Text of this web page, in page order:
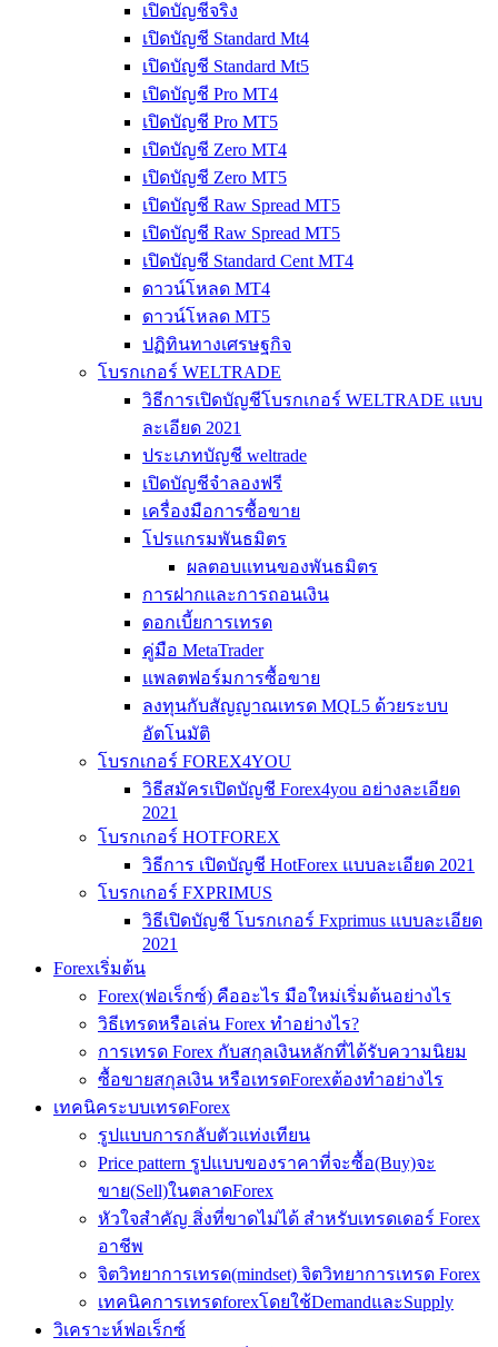
เปิดบัญชีจริง
เปิดบัญชี Standard Mt4
เปิดบัญชี Standard Mt5
เปิดบัญชี Pro MT4
เปิดบัญชี Pro MT5
เปิดบัญชี Zero MT4
เปิดบัญชี Zero MT5
เปิดบัญชี Raw Spread MT5
เปิดบัญชี Raw Spread MT5
เปิดบัญชี Standard Cent MT4
ดาวน์โหลด MT4
ดาวน์โหลด MT5
ปฏิทินทางเศรษฐกิจ
โบรกเกอร์ WELTRADE
วิธีการเปิดบัญชีโบรกเกอร์ WELTRADE แบบ
ละเอียด 2021
ประเภทบัญชี weltrade
เปิดบัญชีจำลองฟรี
เครื่องมือการซื้อขาย
โปรแกรมพันธมิตร
ผลตอบแทนของพันธมิตร
การฝากและการถอนเงิน
ดอกเบี้ยการเทรด
คู่มือ MetaTrader
แพลตฟอร์มการซื้อขาย
ลงทุนกับสัญญาณเทรด MQL5 ด้วยระบบ
อัตโนมัติ
โบรกเกอร์ FOREX4YOU
วิธีสมัครเปิดบัญชี Forex4you อย่างละเอียด
2021
โบรกเกอร์ HOTFOREX
วิธีการ เปิดบัญชี HotForex แบบละเอียด 2021
โบรกเกอร์ FXPRIMUS
วิธีเปิดบัญชี โบรกเกอร์ Fxprimus แบบละเอียด
2021
Forexเริ่มต้น
Forex(ฟอเร็กซ์) คืออะไร มือใหม่เริ่มต้นอย่างไร
วิธีเทรดหรือเล่น Forex ทำอย่างไร?
การเทรด Forex กับสกุลเงินหลักที่ได้รับความนิยม
ซื้อขายสกุลเงิน หรือเทรดForexต้องทำอย่างไร
เทคนิคระบบเทรดForex
รูปแบบการกลับตัวแท่งเทียน
Price pattern รูปแบบของราคาที่จะซื้อ(Buy)จะ
ขาย(Sell)ในตลาดForex
หัวใจสำคัญ สิ่งที่ขาดไม่ได้ สำหรับเทรดเดอร์ Forex
อาชีพ
จิตวิทยาการเทรด(mindset) จิตวิทยาการเทรด Forex
เทคนิคการเทรดforexโดยใช้DemandและSupply
วิเคราะห์ฟอเร็กซ์